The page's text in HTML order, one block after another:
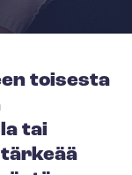
toisesta
tai
tärkeää